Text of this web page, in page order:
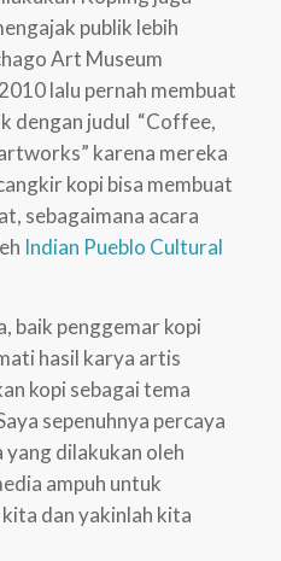
publik lebih
Art Museum
lalu pernah membuat
dengan judul “Coffee,
karena mereka
kopi bisa membuat
sebagaimana acara
Indian Pueblo Cultural
baik penggemar kopi
hasil karya artis
kopi sebagai tema
sepenuhnya percaya
yang dilakukan oleh
ampuh untuk
dan yakinlah kita